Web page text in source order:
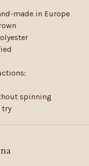
made in Europe
spinning
try